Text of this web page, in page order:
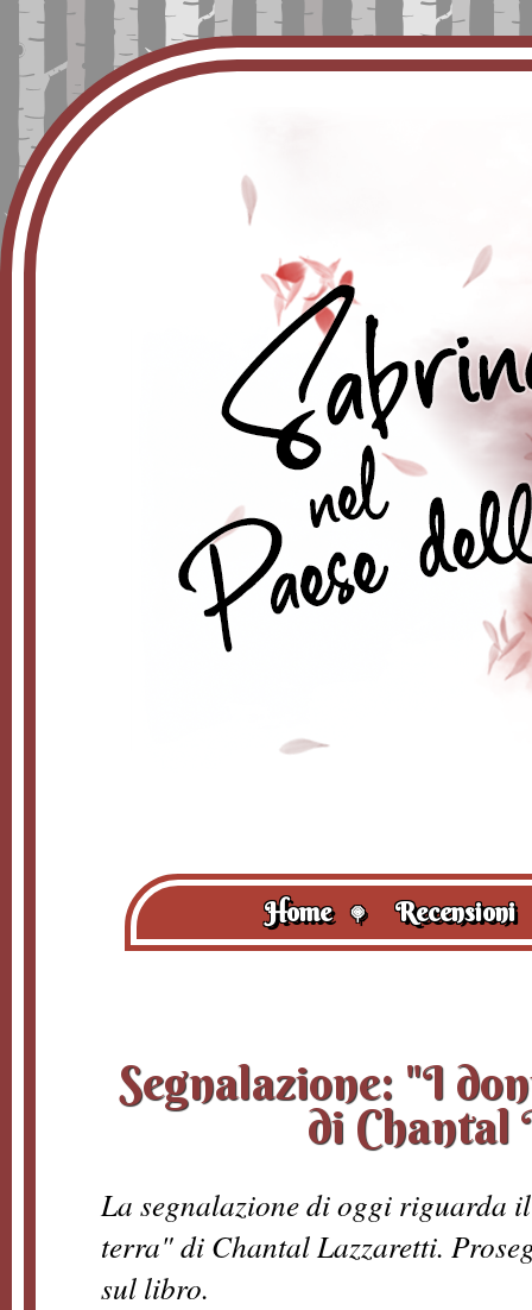
Home 🍭 Recensioni
Segnalazione: "I
di Chantal
La segnalazione di oggi riguarda
terra" di Chantal Lazzaretti.
sul libro.